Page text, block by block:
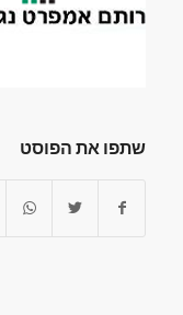
שתפו את הפוסט